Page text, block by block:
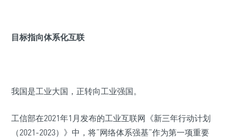
目标指向体系化互联
我国是工业大国，正转向工业强国。
工信部在2021年1月发布的工业互联网《新三年行动计划
（2021-2023）》中，将“网络体系强基”作为第一项重要